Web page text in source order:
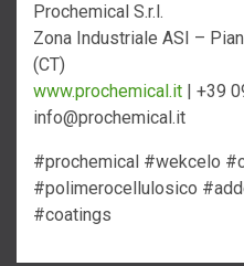
Prochemical S.r.l.
Zona Industriale ASI –
(CT)
www.prochemical.it | +39
info@prochemical.it
#prochemical #wekcelo
#polimerocellulosico
#coatings